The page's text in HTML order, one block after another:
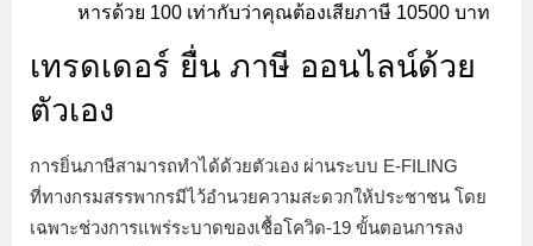
หารด้วย 100 เท่ากับว่าคุณต้องเสียภาษี 10500 บาท
เทรดเดอร์ ยื่น ภาษี ออนไลน์ด้วย
ตัวเอง
การยิ่นภาษีสามารถทำได้ด้วยตัวเอง ผ่านระบบ E-FILING
ที่ทางกรมสรรพากรมีไว้อำนวยความสะดวกให้ประชาชน โดย
เฉพาะช่วงการแพร่ระบาดของเชื้อโควิด-19 ขั้นตอนการลง